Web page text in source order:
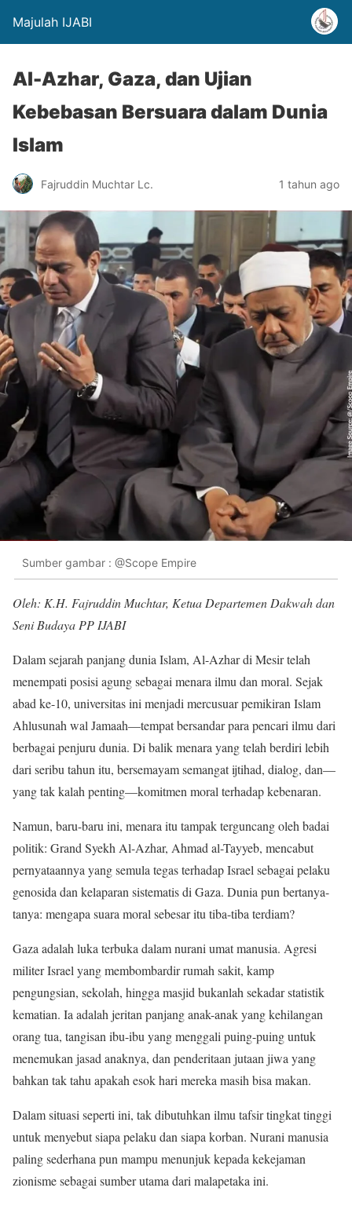
Majulah IJABI
Al-Azhar, Gaza, dan Ujian
Kebebasan Bersuara dalam Dunia
Islam
Fajruddin Muchtar Lc. 1 tahun ago
Sumber gambar : @Scope Empire
Oleh: K.H. Fajruddin Muchtar, Ketua Departemen Dakwah dan
Seni Budaya PP IJABI
Dalam sejarah panjang dunia Islam, Al-Azhar di Mesir telah
menempati posisi agung sebagai menara ilmu dan moral. Sejak
abad ke-10, universitas ini menjadi mercusuar pemikiran Islam
Ahlusunah wal Jamaah—tempat bersandar para pencari ilmu dari
berbagai penjuru dunia. Di balik menara yang telah berdiri lebih
dari seribu tahun itu, bersemayam semangat ijtihad, dialog, dan—
yang tak kalah penting—komitmen moral terhadap kebenaran.
Namun, baru-baru ini, menara itu tampak terguncang oleh badai
politik: Grand Syekh Al-Azhar, Ahmad al-Tayyeb, mencabut
pernyataannya yang semula tegas terhadap Israel sebagai pelaku
genosida dan kelaparan sistematis di Gaza. Dunia pun bertanya-
tanya: mengapa suara moral sebesar itu tiba-tiba terdiam?
Gaza adalah luka terbuka dalam nurani umat manusia. Agresi
militer Israel yang membombardir rumah sakit, kamp
pengungsian, sekolah, hingga masjid bukanlah sekadar statistik
kematian. Ia adalah jeritan panjang anak-anak yang kehilangan
orang tua, tangisan ibu-ibu yang menggali puing-puing untuk
menemukan jasad anaknya, dan penderitaan jutaan jiwa yang
bahkan tak tahu apakah esok hari mereka masih bisa makan.
Dalam situasi seperti ini, tak dibutuhkan ilmu tafsir tingkat tinggi
untuk menyebut siapa pelaku dan siapa korban. Nurani manusia
paling sederhana pun mampu menunjuk kepada kekejaman
zionisme sebagai sumber utama dari malapetaka ini.